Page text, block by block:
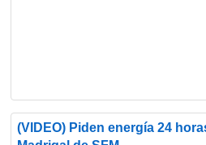
(VIDEO) Piden energía 24